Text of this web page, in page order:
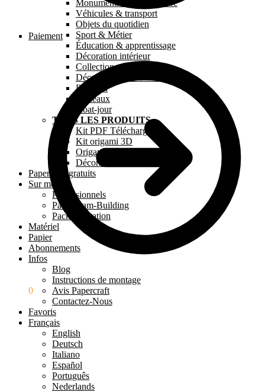
Paiement
0
Monuments & Architecture
Véhicules & transport
Objets du quotidien
Sport & Métier
Éducation & apprentissage
Décoration intérieur
Collection « Paperkids »
Décoration chambre bébé
Religion
Tableaux
Abat-jour
TOUS LES PRODUITS
Kit PDF Téléchargeable
Kit origami 3D
Origami 3D à poser
Décoration murale 3D
Papercraft gratuits
Sur mesure
Professionnels
Pack Team-Building
Pack Éducation
Matériel
Papier
Abonnements
Infos
Blog
Instructions de montage
Avis Papercraft
Contactez-Nous
Favoris
Français
English
Deutsch
Italiano
Español
Português
Nederlands